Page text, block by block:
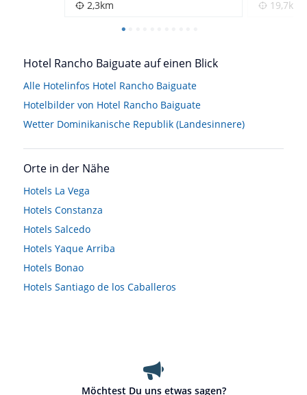
2,3km
19,7km
Hotel Rancho Baiguate auf einen Blick
Alle Hotelinfos Hotel Rancho Baiguate
Hotelbilder von Hotel Rancho Baiguate
Wetter Dominikanische Republik (Landesinnere)
Orte in der Nähe
Hotels La Vega
Hotels Constanza
Hotels Salcedo
Hotels Yaque Arriba
Hotels Bonao
Hotels Santiago de los Caballeros
Möchtest Du uns etwas sagen?